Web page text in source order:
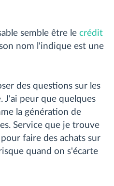
semble être le crédit
nom l'indique est une
des questions sur les
J'ai peur que quelques
la génération de
Service que je trouve
faire des achats sur
quand on s'écarte